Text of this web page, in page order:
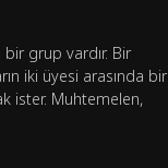
grup vardır. Bir
iki üyesi arasında bir
ister. Muhtemelen,